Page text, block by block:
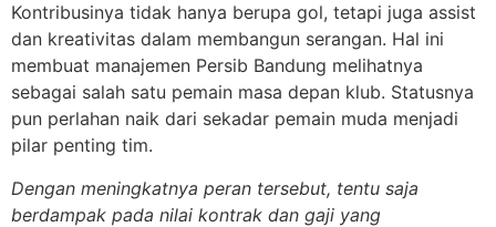
Kontribusinya tidak hanya berupa gol, tetapi juga assist
dan kreativitas dalam membangun serangan. Hal ini
membuat manajemen Persib Bandung melihatnya
sebagai salah satu pemain masa depan klub. Statusnya
pun perlahan naik dari sekadar pemain muda menjadi
pilar penting tim.
Dengan meningkatnya peran tersebut, tentu saja
berdampak pada nilai kontrak dan gaji yang